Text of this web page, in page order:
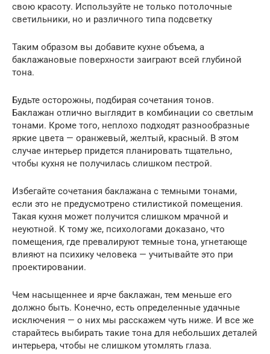
свою красоту. Используйте не только потолочные
светильники, но и различного типа подсветку
Таким образом вы добавите кухне объема, а
баклажановые поверхности заиграют всей глубиной
тона.
Будьте осторожны, подбирая сочетания тонов.
Баклажан отлично выглядит в комбинации со светлым
тонами. Кроме того, неплохо подходят разнообразные
яркие цвета — оранжевый, желтый, красный. В этом
случае интерьер придется планировать тщательно,
чтобы кухня не получилась слишком пестрой.
Избегайте сочетания баклажана с темными тонами,
если это не предусмотрено стилистикой помещения.
Такая кухня может получится слишком мрачной и
неуютной. К тому же, психологами доказано, что
помещения, где превалируют темные тона, угнетающе
влияют на психику человека — учитывайте это при
проектировании.
Чем насыщеннее и ярче баклажан, тем меньше его
должно быть. Конечно, есть определенные удачные
исключения — о них мы расскажем чуть ниже. И все же
старайтесь выбирать такие тона для небольших деталей
интерьера, чтобы не слишком утомлять глаза.